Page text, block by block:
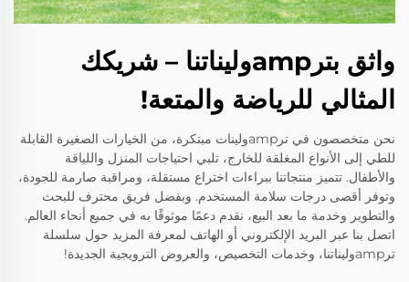
واثق بترampوليناتنا – شريكك
المثالي للرياضة والمتعة!
نحن متخصصون في ترampولينات مبتكرة، من الخيارات الصغيرة القابلة
للطي إلى الأنواع المغلقة للخارج، تلبي احتياجات المنزل واللياقة
والأطفال. تتميز منتجاتنا ببراءات اختراع مستقلة، ومراقبة صارمة للجودة،
وتوفر أقصى درجات سلامة المستخدم. وبفضل فريق محترف للبحث
والتطوير وخدمة ما بعد البيع، نقدم دعمًا موثوقًا به في جميع أنحاء العالم.
اتصل بنا عبر البريد الإلكتروني أو الهاتف لمعرفة المزيد حول سلسلة
ترampوليناتنا، وخدمات التخصيص، والعروض الترويجية الجديدة!